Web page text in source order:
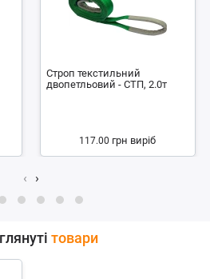
Строп текстильний
двопетльовий - СТП, 2.0т
117.00 грн виріб
‹ ›
товари